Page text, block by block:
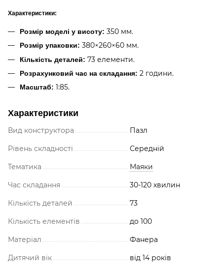
Характеристики:
Розмір моделі у висоту: 350 мм.
Розмір упаковки: 380×260×60 мм.
Кількість деталей: 73 елементи.
Розрахунковий час на складання: 2 години.
Масштаб: 1:85.
Характеристики
Вид конструктора Пазл
Рівень складності Середній
Тематика Маяки
Час складання 30-120 хвилин
Кількість деталей 73
Кількість елементів до 100
Матеріал Фанера
Дитячий вік від 14 років